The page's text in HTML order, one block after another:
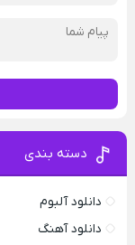
دسته بندی
دانلود آلبوم
دانلود آهنگ